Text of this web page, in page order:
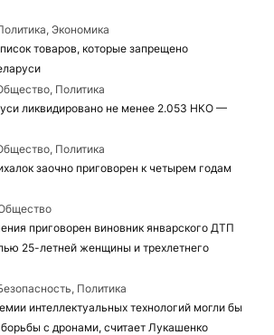
Экономика
товаров, которые запрещено
Политика
ликвидировано не менее 2.053 НКО —
Политика
заочно приговорен к четырем годам
приговорен виновник январского ДТП
25-летней женщины и трехлетнего
Политика
интеллектуальных технологий могли бы
с дронами, считает Лукашенко